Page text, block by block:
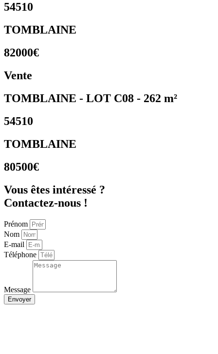
54510
TOMBLAINE
82000€
Vente
TOMBLAINE - LOT C08 - 262 m²
54510
TOMBLAINE
80500€
Vous êtes intéressé ?
Contactez-nous !
Prénom
Nom
E-mail
Téléphone
Message
Envoyer